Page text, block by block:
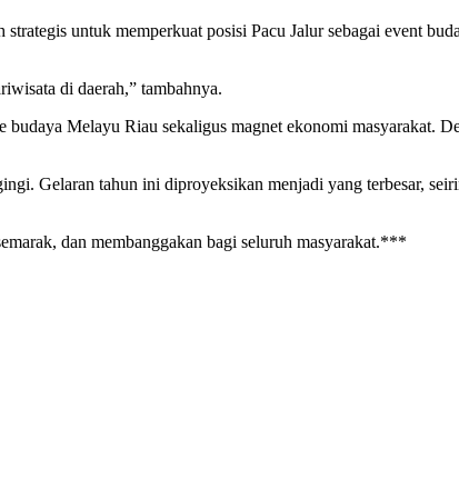
untuk memperkuat posisi Pacu Jalur sebagai event
di daerah,” tambahnya.
Melayu Riau sekaligus magnet ekonomi masyarakat.
Gelaran tahun ini diproyeksikan menjadi yang terbesar,
dan membanggakan bagi seluruh masyarakat.***